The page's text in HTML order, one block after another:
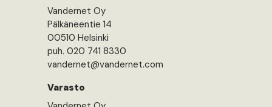
Vandernet Oy
Pälkäneentie 14
00510 Helsinki
puh. 020 741 8330
vandernet@vandernet.com
Varasto